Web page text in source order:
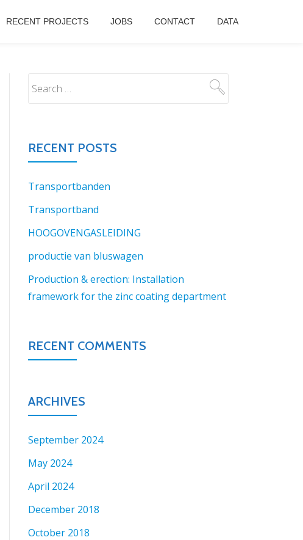
RECENT PROJECTS JOBS CONTACT DATA
RECENT POSTS
Transportbanden
Transportband
HOOGOVENGASLEIDING
productie van bluswagen
Production & erection: Installation
framework for the zinc coating department
RECENT COMMENTS
ARCHIVES
September 2024
May 2024
April 2024
December 2018
October 2018